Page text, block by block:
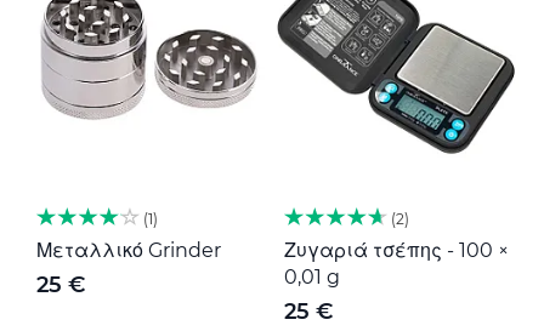
1
Μεταλλικό Grinder
25 €
2
Ζυγαριά τσέπης - 100 ×
0,01 g
25 €